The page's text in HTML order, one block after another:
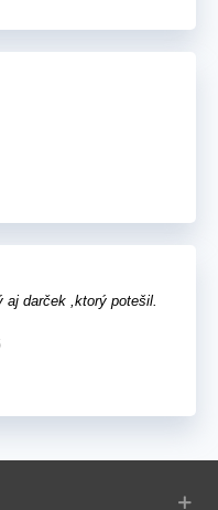
aj darček ,ktorý potešil.